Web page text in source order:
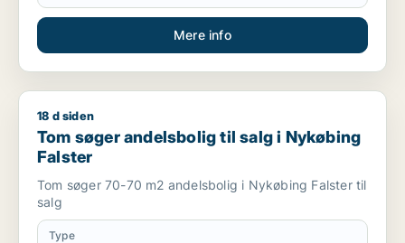
Mere info
Tom søger andelsbolig til salg i Nykøbing Falster
18 d siden
Tom søger andelsbolig til salg i Nykøbing
Falster
Tom søger 70-70 m2 andelsbolig i Nykøbing Falster til
salg
Type